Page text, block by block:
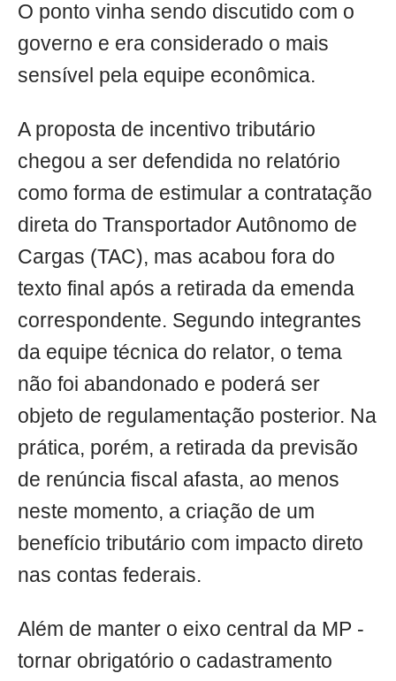
O ponto vinha sendo discutido com o
governo e era considerado o mais
sensível pela equipe econômica.
A proposta de incentivo tributário
chegou a ser defendida no relatório
como forma de estimular a contratação
direta do Transportador Autônomo de
Cargas (TAC), mas acabou fora do
texto final após a retirada da emenda
correspondente. Segundo integrantes
da equipe técnica do relator, o tema
não foi abandonado e poderá ser
objeto de regulamentação posterior. Na
prática, porém, a retirada da previsão
de renúncia fiscal afasta, ao menos
neste momento, a criação de um
benefício tributário com impacto direto
nas contas federais.
Além de manter o eixo central da MP -
tornar obrigatório o cadastramento